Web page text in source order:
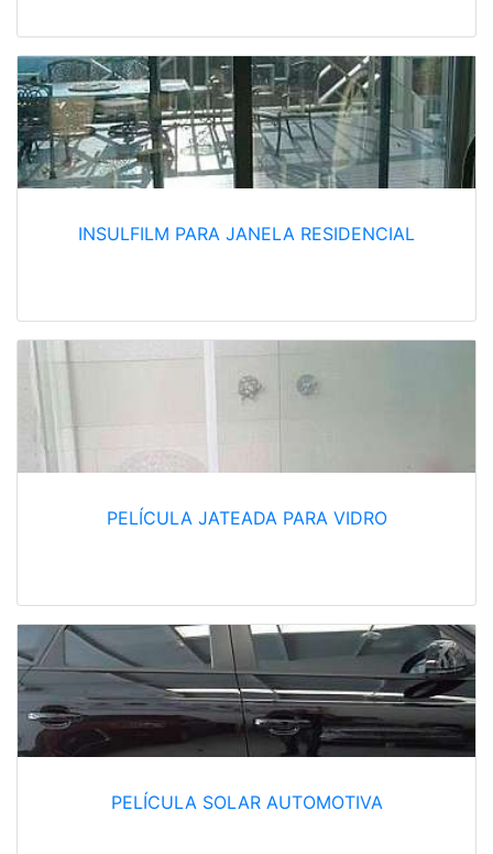
INSULFILM PARA JANELA RESIDENCIAL
PELÍCULA JATEADA PARA VIDRO
PELÍCULA SOLAR AUTOMOTIVA